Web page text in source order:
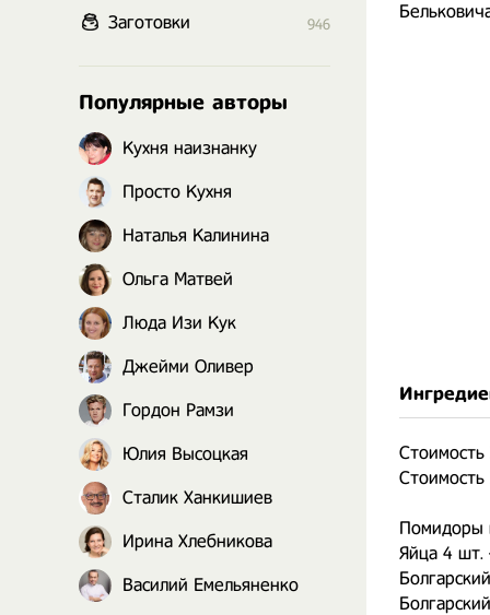
Стоимость
Стоимость
Помидоры
Яйца 4
Заготовки 946
Популярные авторы
Кухня наизнанку
Просто Кухня
Наталья Калинина
Ольга Матвей
Люда Изи Кук
Джейми Оливер
Гордон Рамзи
Юлия Высоцкая
Сталик Ханкишиев
Ирина Хлебникова
Василий Емельяненко